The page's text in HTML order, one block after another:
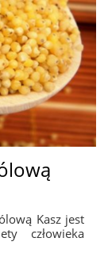
Kasz jest
człowieka